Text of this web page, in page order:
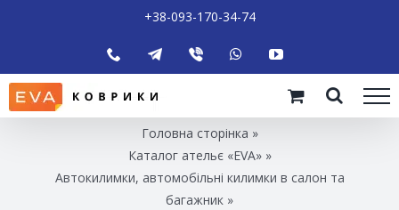
+38-093-170-34-74
Головна сторінка »
Каталог ательє «EVA»»
Автокилимки, автомобільні килимки в салон та
багажник »